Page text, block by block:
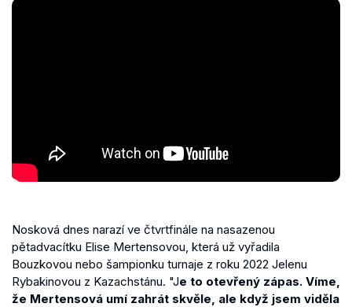
Nosková dnes narazí ve čtvrtfinále na nasazenou
pětadvacítku Elise Mertensovou, která už vyřadila
Bouzkovou nebo šampionku turnaje z roku 2022 Jelenu
Rybakinovou z Kazachstánu. "Je to otevřený zápas. Víme,
že Mertensová umí zahrát skvěle, ale když jsem viděla